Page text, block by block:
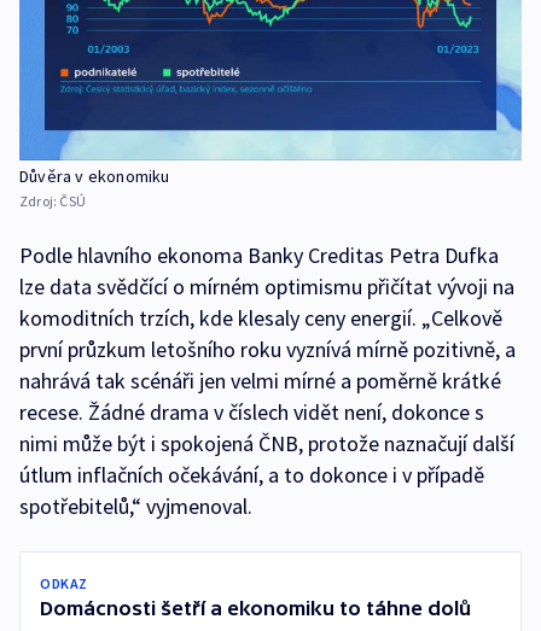
Důvěra v ekonomiku
Zdroj: ČSÚ
Podle hlavního ekonoma Banky Creditas Petra Dufka
lze data svědčící o mírném optimismu přičítat vývoji na
komoditních trzích, kde klesaly ceny energií. „Celkově
první průzkum letošního roku vyznívá mírně pozitivně, a
nahrává tak scénáři jen velmi mírné a poměrně krátké
recese. Žádné drama v číslech vidět není, dokonce s
nimi může být i spokojená ČNB, protože naznačují další
útlum inflačních očekávání, a to dokonce i v případě
spotřebitelů,“ vyjmenoval.
ODKAZ
Domácnosti šetří a ekonomiku to táhne dolů